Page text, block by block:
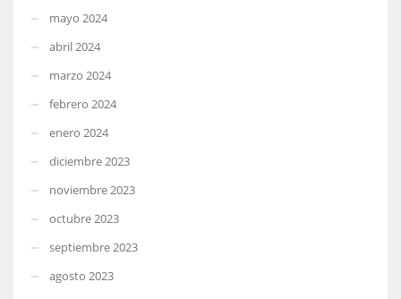
mayo 2024
abril 2024
marzo 2024
febrero 2024
enero 2024
diciembre 2023
noviembre 2023
octubre 2023
septiembre 2023
agosto 2023